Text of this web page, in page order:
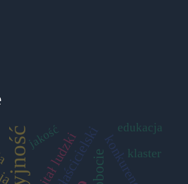
kapitał ludzki klaster
jakość edukacja